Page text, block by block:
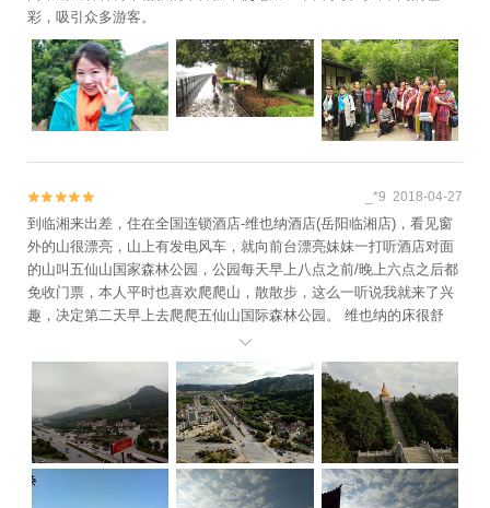
彩，吸引众多游客。

 _*9 2018-04-27
到临湘来出差，住在全国连锁酒店-维也纳酒店(岳阳临湘店)，看见窗
外的山很漂亮，山上有发电风车，就向前台漂亮妹妹一打听酒店对面
的山叫五仙山国家森林公园，公园每天早上八点之前/晚上六点之后都
免收门票，本人平时也喜欢爬爬山，散散步，这么一听说我就来了兴
趣，决定第二天早上去爬爬五仙山国际森林公园。 维也纳的床很舒
服，美养的睡了一觉，第二天一早在酒店早餐厅吃完早餐(自助早餐，
味道不错)，从酒店出发走路五六分钟左右就到达景区大门口，门口有
个很大的门楼，走路上去二十分钟左右到了景区收费处，正好还没到
收费时间。爬山散步的人还真不少，我走近路上山大约四五十分钟到
了山顶，一路上山都是小山路，风景优美，空气非常好，山顶有座大
庙，还有一尊大佛，太阳刚刚升起非常非常美。诚心拜了佛祖后走远
路下山，下山路走另一方向，是很宽阔马路，绿树成阴，一路风景，
还有一些从来没见过的大树，对面山上的很多大风车，很远都能听见
